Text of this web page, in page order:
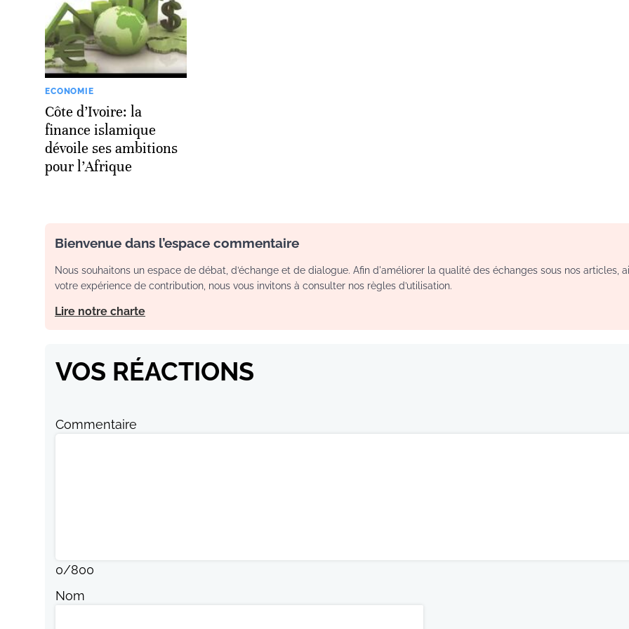
ECONOMIE
Côte d’Ivoire: la
finance islamique
dévoile ses ambitions
pour l’Afrique
Bienvenue dans l’espace commentaire
Nous souhaitons un espace de débat, d’échange et de dialogue. Afin d'améliorer la qualité des échanges sous nos articles,
votre expérience de contribution, nous vous invitons à consulter nos règles d’utilisation.
Lire notre charte
VOS RÉACTIONS
Commentaire
0/800
Nom